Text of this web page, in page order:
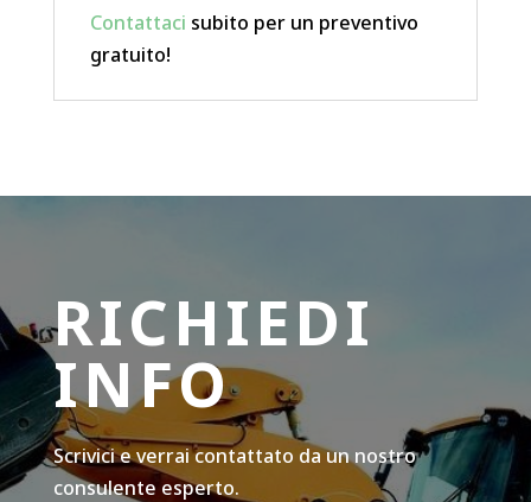
Contattaci subito per un preventivo
gratuito!
RICHIEDI
INFO
Scrivici e verrai contattato da un nostro
consulente esperto.